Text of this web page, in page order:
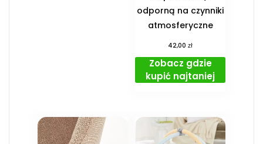
odporną na czynniki
atmosferyczne
42,00zł
Zobacz gdzie
kupić najtaniej